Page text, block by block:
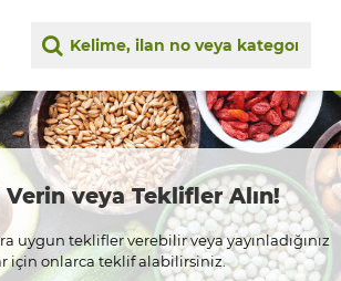
veya Teklifler Alın!
uygun teklifler verebilir veya yayınladığınız
için onlarca teklif alabilirsiniz.